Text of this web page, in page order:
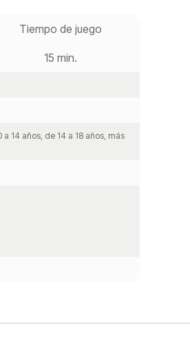
Tiempo de juego
15 min.
a 14 años, de 14 a 18 años, más